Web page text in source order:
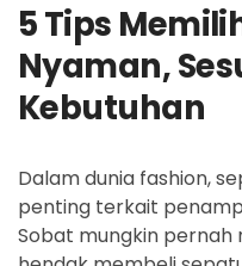
5 Tips
Nyaman,
Kebutuhan
Dalam dunia fashion,
penting terkait
Sobat mungkin pernah